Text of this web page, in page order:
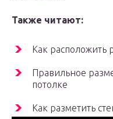
Также читают:
Как расположить
Правильное
потолке
Как разметить